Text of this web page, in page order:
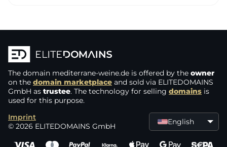
The domain mediterrane-weine.de is offered by the owner
on the domain marketplace and sold via ELITEDOMAINS
GmbH as trustee. The technology for selling domains is
used for this purpose.
Imprint
© 2026 ELITEDOMAINS GmbH
English